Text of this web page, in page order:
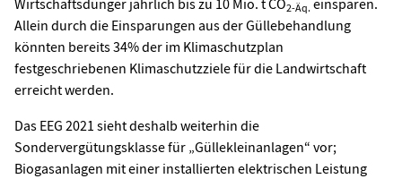
2-Äq.
Allein durch die Einsparungen aus der Güllebehandlung
könnten bereits 34% der im Klimaschutzplan
festgeschriebenen Klimaschutzziele für die Landwirtschaft
erreicht werden.
Das EEG 2021 sieht deshalb weiterhin die
Sondervergütungsklasse für „Güllekleinanlagen“ vor;
Biogasanlagen mit einer installierten elektrischen Leistung